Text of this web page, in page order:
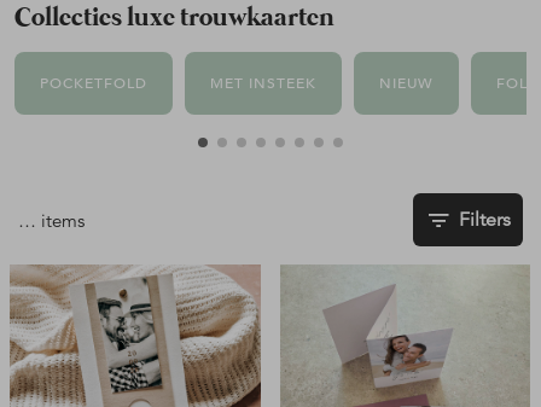
Collecties luxe trouwkaarten
POCKETFOLD MET INSTEEK NIEUW
… items Filters